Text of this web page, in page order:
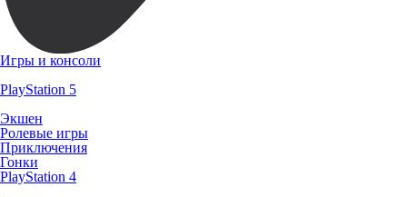
Игры и консоли
PlayStation 5
Экшен
Ролевые игры
Приключения
Гонки
PlayStation 4